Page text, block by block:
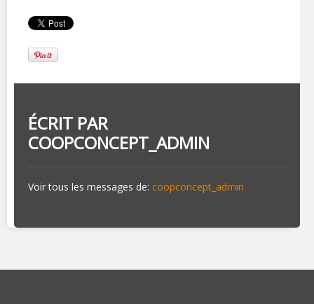
ÉCRIT PAR
COOPCONCEPT_ADMIN
Voir tous les messages de: coopconcept_admin